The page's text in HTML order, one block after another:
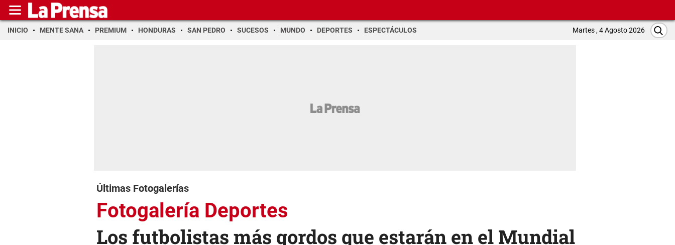
INICIO MENTE SANA PREMIUM HONDURAS SAN PEDRO SUCESOS MUNDO DEPORTES ESPECTÁCULOS Martes , 4 Agosto 2026
Últimas Fotogalerías
Fotogalería Deportes
Los futbolistas más gordos que estarán en el Mundial